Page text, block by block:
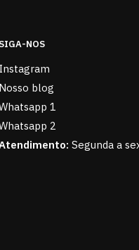
NOS
blog
1
2
Segunda a